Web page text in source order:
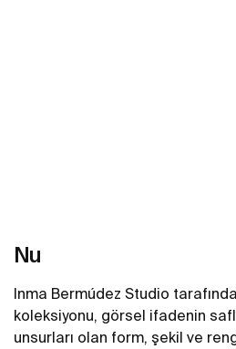
Nu
Inma Bermúdez Studio
koleksiyonu, görsel ifadenin
unsurları olan form, şekil ve